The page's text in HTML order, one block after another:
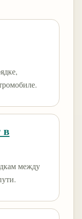
в
между